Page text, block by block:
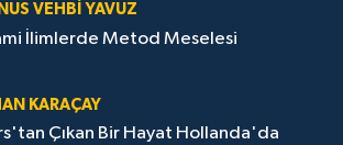
VEHBI YAVUZ
İlimlerde Metod Meselesi
KARAÇAY
Çıkan Bir Hayat Hollanda'da